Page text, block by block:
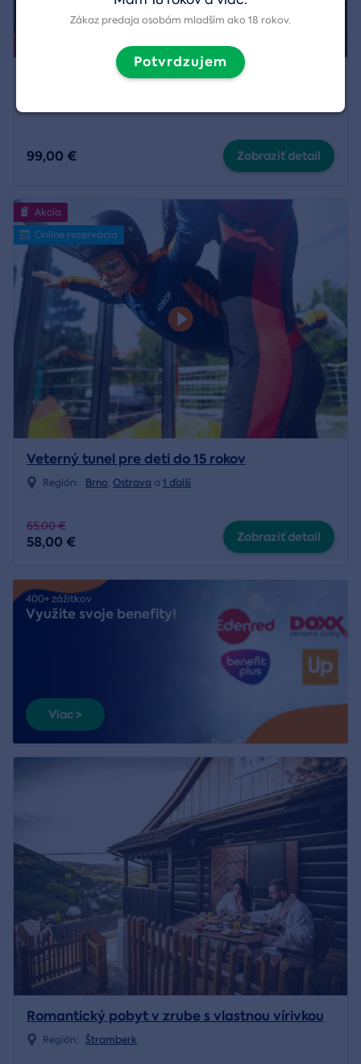
Akcia končí už 9. 8. 2026.
Tandem paragliding
99,00 € Zobraziť detail
Akcia
Online rezervácia
Veterný tunel pre deti do 15 rokov
Región: Brno, Ostrava a 1 ďalší
65,00 €
58,00 € Zobraziť detail
400+ zážitkov
Využite svoje benefity!
Viac >
Romantický pobyt v zrube s vlastnou vírivkou
Región: Štramberk
Zákaz predaja osobám mladším ako 18 rokov.
Potvrdzujem